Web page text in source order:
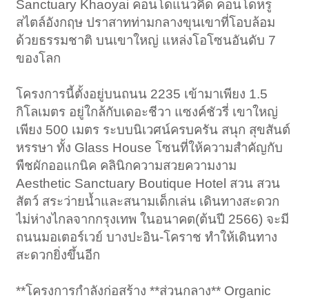
Sanctuary Khaoyai คอนโดแนวคิด คอนโดหรู
สไตล์อังกฤษ ปราสาทท่ามกลางขุนเขาที่โอบล้อม
ด้วยธรรมชาติ บนเขาใหญ่ แหล่งโอโซนอันดับ 7
ของโลก
โครงการนี้ตั้งอยู่บนถนน 2235 เข้ามาเพียง 1.5
กิโลเมตร อยู่ใกล้กับเดอะชีวา แซงค์ชัวรี่ เขาใหญ่
เพียง 500 เมตร ระบบนิเวศน์ครบครัน สนุก สุขสันต์
หรรษา ทั้ง Glass House โซนที่ให้ความสำคัญกับ
พืชผักออแกนิค คลินิกความสวยความงาม
Aesthetic Sanctuary Boutique Hotel สวน สวน
สัตว์ สระว่ายน้ำและสนามเด็กเล่น เดินทางสะดวก
ไม่ห่างไกลจากกรุงเทพ ในอนาคต(ต้นปี 2566) จะมี
ถนนมอเตอร์เวย์ บางปะอิน-โคราช ทำให้เดินทาง
สะดวกยิ่งขึ้นอีก
**โครงการกำลังก่อสร้าง **ส่วนกลาง** Organic